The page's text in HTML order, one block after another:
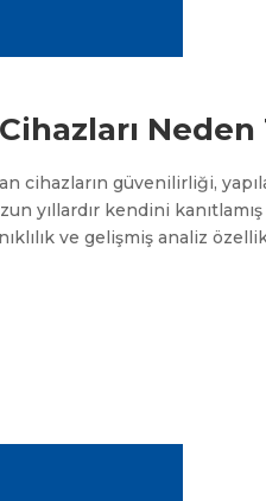
cihazların güvenilirliği,
yıllardır kendini
ve gelişmiş analiz